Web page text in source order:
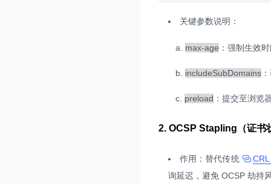
关键参数说明：
a. max-age ：强制生效
b. includeSubDomains
c. preload ：提交至浏览
2. OCSP Stapling（证书
作用：替代传统
询延迟，避免 OCSP 劫持